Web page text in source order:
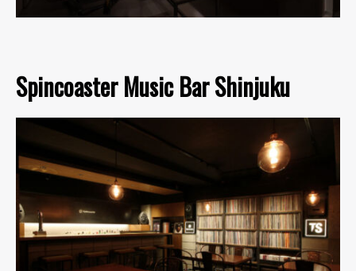
Spincoaster Music Bar Shinjuku